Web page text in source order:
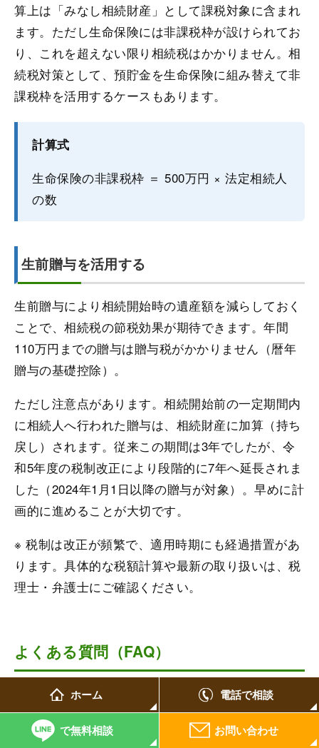
算上は「みなし相続財産」として課税対象に含まれ
ます。ただし生命保険には非課税枠が設けられてお
り、これを超えない限り相続税はかかりません。相
続税対策として、預貯金を生命保険に組み替えて非
課税枠を活用するケースもあります。
計算式
生命保険の非課税枠 ＝ 500万円 × 法定相続人
の数
生前贈与を活用する
生前贈与により相続開始時の遺産額を減らしておく
ことで、相続税の節税効果が期待できます。年間
110万円までの贈与は贈与税がかかりません（暦年
贈与の基礎控除）。
ただし注意点があります。相続開始前の一定期間内
に相続人へ行われた贈与は、相続財産に加算（持ち
戻し）されます。従来この期間は3年でしたが、令
和5年度の税制改正により段階的に7年へ延長されま
した（2024年1月1日以降の贈与が対象）。早めに計
画的に進めることが大切です。
※ 税制は改正が頻繁で、適用時期にも経過措置があ
ります。具体的な税額計算や最新の取り扱いは、税
理士・弁護士にご確認ください。
よくある質問（FAQ）
Q. 義理の兄弟に相続権はありますか？
A. 子どものいない夫婦で、被相続人の父母も
ホーム 電話で相談
で無料相談 お問い合わせ